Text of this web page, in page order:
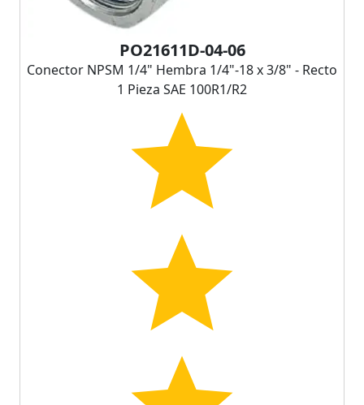
PO21611D-04-06
Conector NPSM 1/4" Hembra 1/4"-18 x 3/8" - Recto
1 Pieza SAE 100R1/R2